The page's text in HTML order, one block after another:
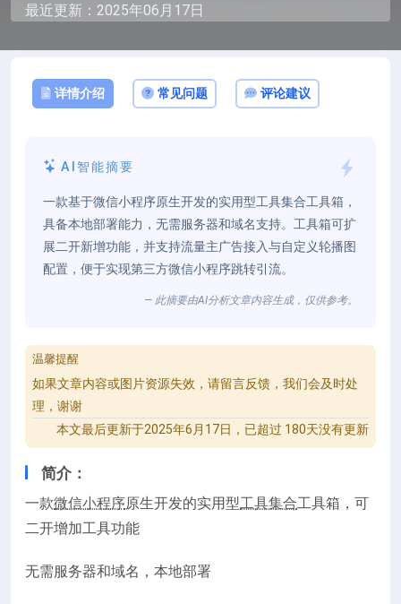
最近更新：2025年06月17日
详情介绍 常见问题 评论建议
AI智能摘要
一款基于微信小程序原生开发的实用型工具集合工具箱，
具备本地部署能力，无需服务器和域名支持。工具箱可扩
展二开新增功能，并支持流量主广告接入与自定义轮播图
配置，便于实现第三方微信小程序跳转引流。
— 此摘要由AI分析文章内容生成，仅供参考。
温馨提醒
如果文章内容或图片资源失效，请留言反馈，我们会及时处
理，谢谢
本文最后更新于2025年6月17日，已超过 180天没有更新
简介：
一款微信小程序原生开发的实用型工具集合工具箱，可
二开增加工具功能
无需服务器和域名，本地部署